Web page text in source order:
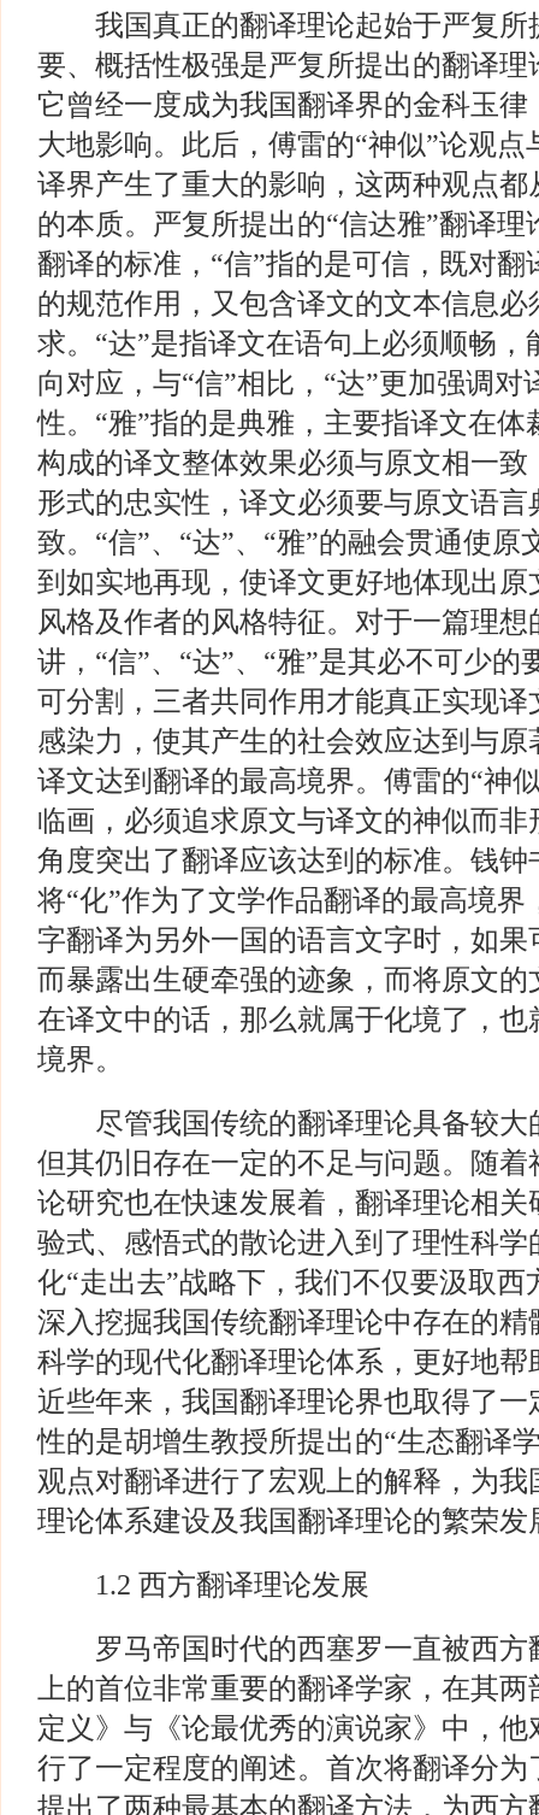
我国真正的翻译理论起始于严复所
要、概括性极强是严复所提出的翻译理
它曾经一度成为我国翻译界的金科玉
大地影响。此后，傅雷的“神似”论观点
译界产生了重大的影响，这两种观点
的本质。严复所提出的“信达雅”翻译
翻译的标准，“信”指的是可信，既对
的规范作用，又包含译文的文本信息
求。“达”是指译文在语句上必须顺畅
向对应，与“信”相比，“达”更加强调对
性。“雅”指的是典雅，主要指译文在
构成的译文整体效果必须与原文相一
形式的忠实性，译文必须要与原文语言
致。“信”、“达”、“雅”的融会贯通使
到如实地再现，使译文更好地体现出
风格及作者的风格特征。对于一篇理想
讲，“信”、“达”、“雅”是其必不可少
可分割，三者共同作用才能真正实现
感染力，使其产生的社会效应达到与
译文达到翻译的最高境界。傅雷的“神
临画，必须追求原文与译文的神似而
角度突出了翻译应该达到的标准。钱钟
将“化”作为了文学作品翻译的最高境
字翻译为另外一国的语言文字时，如
而暴露出生硬牵强的迹象，而将原文
在译文中的话，那么就属于化境了，
境界。
尽管我国传统的翻译理论具备较大
但其仍旧存在一定的不足与问题。随
论研究也在快速发展着，翻译理论相
验式、感悟式的散论进入到了理性科
化“走出去”战略下，我们不仅要汲取
深入挖掘我国传统翻译理论中存在的
科学的现代化翻译理论体系，更好地
近些年来，我国翻译理论界也取得了
性的是胡增生教授所提出的“生态翻译
观点对翻译进行了宏观上的解释，为
理论体系建设及我国翻译理论的繁荣
1.2 西方翻译理论发展
罗马帝国时代的西塞罗一直被西方
上的首位非常重要的翻译学家，在其
定义》与《论最优秀的演说家》中，
行了一定程度的阐述。首次将翻译分为
提出了两种最基本的翻译方法，为西